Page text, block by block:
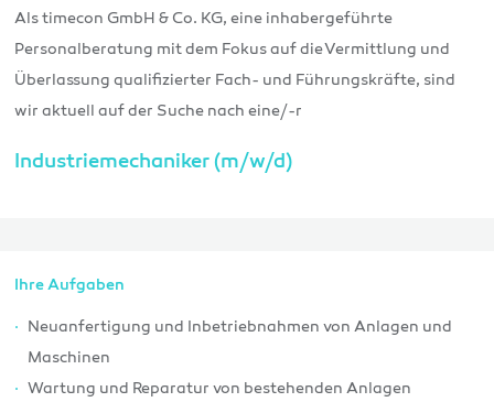
Als timecon GmbH & Co. KG, eine inhabergeführte
Personalberatung mit dem Fokus auf die Vermittlung und
Überlassung qualifizierter Fach- und Führungskräfte, sind
wir aktuell auf der Suche nach eine/-r
Industriemechaniker (m/w/d)
Ihre Aufgaben
Neuanfertigung und Inbetriebnahmen von Anlagen und
Maschinen
Wartung und Reparatur von bestehenden Anlagen